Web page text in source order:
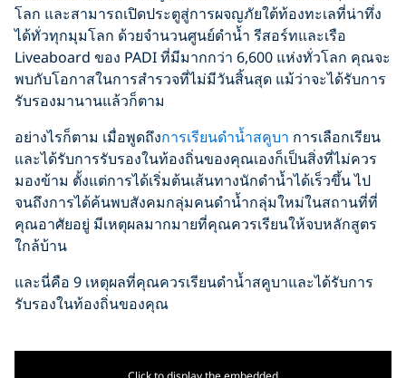
โลก และสามารถเปิดประตูสู่การผจญภัยใต้ท้องทะเลที่น่าทึ่ง
ได้ทั่วทุกมุมโลก ด้วยจำนวนศูนย์ดำน้ำ รีสอร์ทและเรือ
Liveaboard ของ PADI ที่มีมากกว่า 6,600 แห่งทั่วโลก คุณจะ
พบกับโอกาสในการสำรวจที่ไม่มีวันสิ้นสุด แม้ว่าจะได้รับการ
รับรองมานานแล้วก็ตาม
อย่างไรก็ตาม เมื่อพูดถึงการเรียนดำน้ำสคูบา การเลือกเรียน
และได้รับการรับรองในท้องถิ่นของคุณเองก็เป็นสิ่งที่ไม่ควร
มองข้าม ตั้งแต่การได้เริ่มต้นเส้นทางนักดำน้ำได้เร็วขึ้น ไป
จนถึงการได้ค้นพบสังคมกลุ่มคนดำน้ำกลุ่มใหม่ในสถานที่ที่
คุณอาศัยอยู่ มีเหตุผลมากมายที่คุณควรเรียนให้จบหลักสูตร
ใกล้บ้าน
และนี่คือ 9 เหตุผลที่คุณควรเรียนดำน้ำสคูบาและได้รับการ
รับรองในท้องถิ่นของคุณ